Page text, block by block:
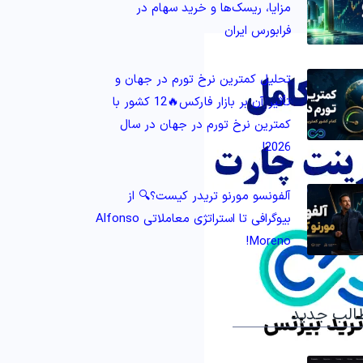
مزایا، ریسک‌ها و خرید سهام در
فرابورس ایران
تحلیل کمترین نرخ تورم در جهان و
تأثیر آن بر بازار فارکس🔥12 کشور با
کمترین نرخ تورم در جهان در سال
2026!
آلفونسو مورنو تریدر کیست؟🔍 از
بیوگرافی تا استراتژی معاملاتی Alfonso
Moreno!
جدید